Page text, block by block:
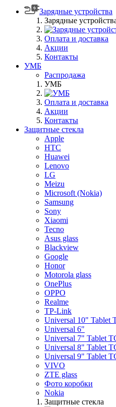
Зарядные устройства
Зарядные
Оплата и доставка
Акции
Контакты
УМБ
Распродажа
УМБ
Оплата и доставка
Акции
Контакты
Защитные стекла
Apple
HTC
Huawei
Lenovo
LG
Meizu
Microsoft (Nokia)
Samsung
Sony
Xiaomi
Tecno
Asus glass
Blackview
Google
Honor
Motorola glass
OnePlus
OPPO
Realme
TP-Link
Universal 10" Tablet
Universal 6"
Universal 7" Tablet
Universal 8" Tablet
Universal 9" Tablet
VIVO
ZTE glass
Фото коробки
Nokia
Защитные стекла